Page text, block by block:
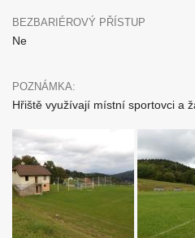
BEZBARIÉROVÝ PŘÍSTUP
Ne
POZNÁMKA:
Hřiště využívají místní sportovci a